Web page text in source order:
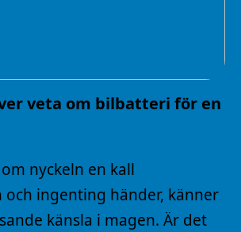
veta om bilbatteri för en
nyckeln en kall
ingenting händer, känner
känsla i magen. Är det